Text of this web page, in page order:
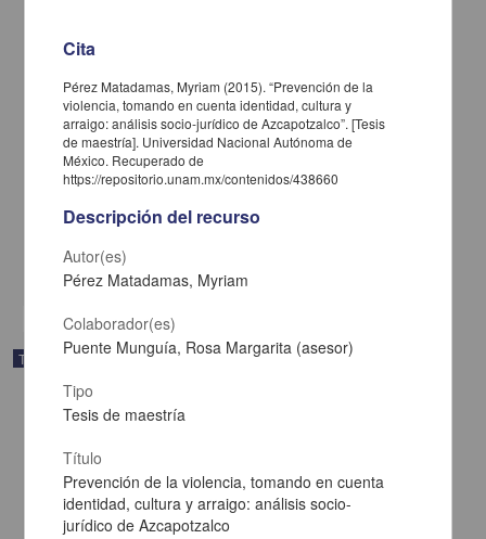
Sumak Kawsay una propuesta alternativa al capitalismo: visión y
construcción desde el movimiento indígena en Ecuador
Trabajo de grado
Cita
Pérez Matadamas, Myriam (2015). “Prevención de la
violencia, tomando en cuenta identidad, cultura y
arraigo: análisis socio-jurídico de Azcapotzalco”. [Tesis
de maestría]. Universidad Nacional Autónoma de
México. Recuperado de
https://repositorio.unam.mx/contenidos/438660
Descripción del recurso
Autor(es)
Pérez Matadamas, Myriam
Colaborador(es)
Puente Munguía, Rosa Margarita (asesor)
Tipo
Tesis de maestría
Título
Prevención de la violencia, tomando en cuenta
identidad, cultura y arraigo: análisis socio-
jurídico de Azcapotzalco